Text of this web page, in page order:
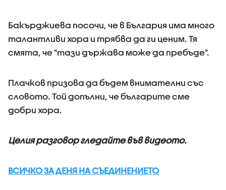
Бакърджиева посочи, че в България има много
талантливи хора и трябва да ги ценим. Тя
смята, че "тази държава може да пребъде".
Плачков призова да бъдем внимателни със
словото. Той допълни, че българите сме
добри хора.
Целия разговор гледайте във видеото.
ВСИЧКО ЗА ДЕНЯ НА СЪЕДИНЕНИЕТО